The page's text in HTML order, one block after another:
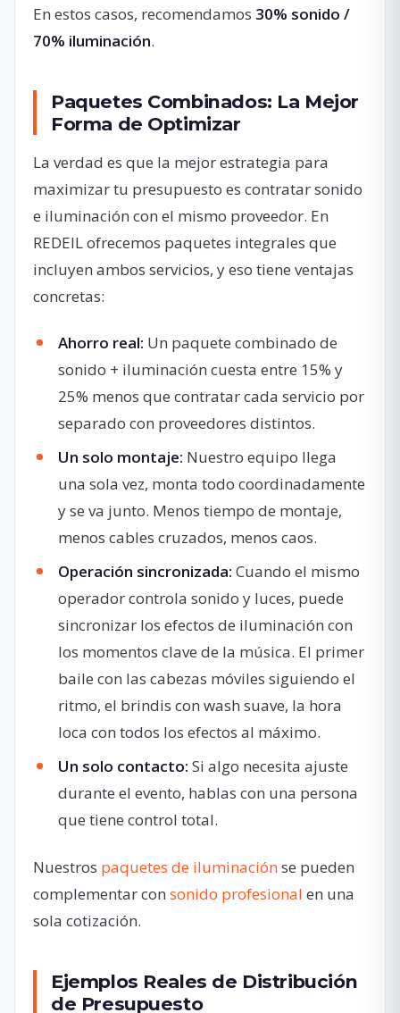
En estos casos, recomendamos 30% sonido /
70% iluminación.
Paquetes Combinados: La Mejor
Forma de Optimizar
La verdad es que la mejor estrategia para
maximizar tu presupuesto es contratar sonido
e iluminación con el mismo proveedor. En
REDEIL ofrecemos paquetes integrales que
incluyen ambos servicios, y eso tiene ventajas
concretas:
Ahorro real: Un paquete combinado de
sonido + iluminación cuesta entre 15% y
25% menos que contratar cada servicio por
separado con proveedores distintos.
Un solo montaje: Nuestro equipo llega
una sola vez, monta todo coordinadamente
y se va junto. Menos tiempo de montaje,
menos cables cruzados, menos caos.
Operación sincronizada: Cuando el mismo
operador controla sonido y luces, puede
sincronizar los efectos de iluminación con
los momentos clave de la música. El primer
baile con las cabezas móviles siguiendo el
ritmo, el brindis con wash suave, la hora
loca con todos los efectos al máximo.
Un solo contacto: Si algo necesita ajuste
durante el evento, hablas con una persona
que tiene control total.
Nuestros paquetes de iluminaciónse pueden
complementar con sonido profesional en una
sola cotización.
Ejemplos Reales de Distribución
de Presupuesto